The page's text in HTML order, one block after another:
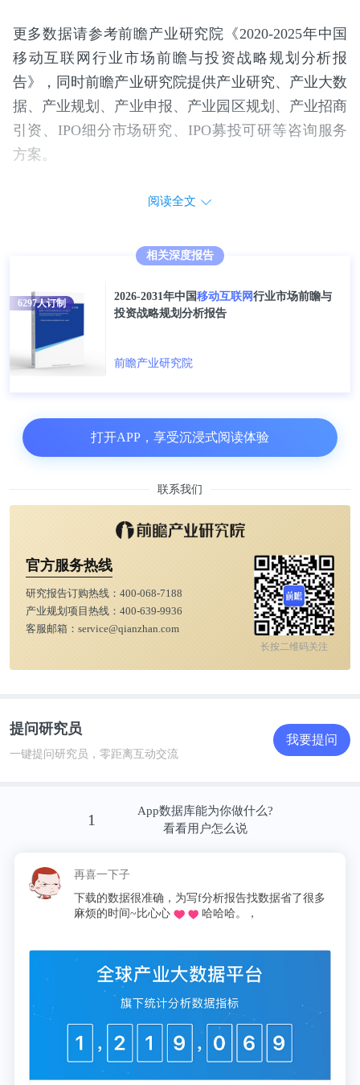
更多数据请参考前瞻产业研究院《2020-2025年中国
移动互联网行业市场前瞻与投资战略规划分析报
告》，同时前瞻产业研究院提供产业研究、产业大数
据、产业规划、产业申报、产业园区规划、产业招商
引资、IPO细分市场研究、IPO募投可研等咨询服务
方案。
阅读全文
相关深度报告
2026-2031年中国移动互联网行业市场前瞻与
投资战略规划分析报告
前瞻产业研究院
6297人订制
打开APP，享受沉浸式阅读体验
联系我们
官方服务热线
研究报告订购热线： 400-068-7188
产业规划项目热线： 400-639-9936
客服邮箱： service@qianzhan.com
长按二维码关注
提问研究员
一键提问研究员，零距离互动交流
我要提问
1
App数据库能为你做什么?
看看用户怎么说
再喜一下子
下载的数据很准确，为写f分析报告找数据省了很多
麻烦的时间~比心心
哈哈哈。，